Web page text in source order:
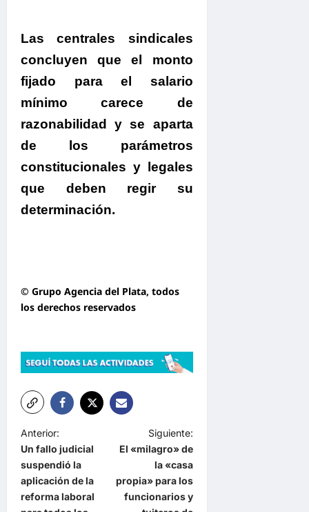
Las centrales sindicales
concluyen que el monto
fijado para el salario
mínimo carece de
razonabilidad y se aparta
de los parámetros
constitucionales y legales
que deben regir su
determinación.
© Grupo Agencia del Plata, todos
los derechos reservados
N
a
v
e
Anterior:
Un fallo judicial
suspendió la
aplicación de la
reforma laboral
Siguiente:
El «milagro» de
la «casa
propia» para los
funcionarios y